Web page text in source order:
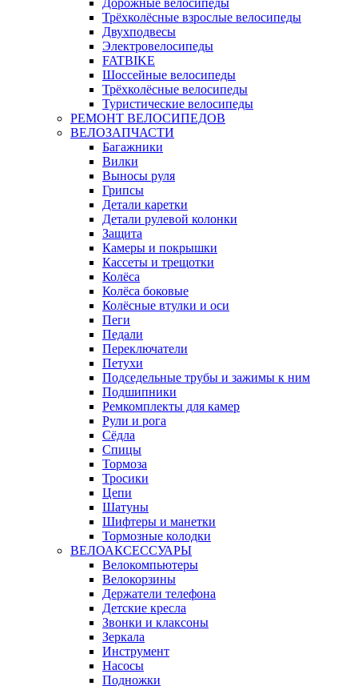
Трёхколёсные взрослые велосипеды
Двухподвесы
Электровелосипеды
FATBIKE
Шоссейные велосипеды
Трёхколёсные велосипеды
Туристические велосипеды
РЕМОНТ ВЕЛОСИПЕДОВ
ВЕЛОЗАПЧАСТИ
Багажники
Вилки
Выносы руля
Грипсы
Детали каретки
Детали рулевой колонки
Защита
Камеры и покрышки
Кассеты и трещотки
Колёса
Колёса боковые
Колёсные втулки и оси
Пеги
Педали
Переключатели
Петухи
Подседельные трубы и зажимы к ним
Подшипники
Ремкомплекты для камер
Рули и рога
Сёдла
Спицы
Тормоза
Тросики
Цепи
Шатуны
Шифтеры и манетки
Тормозные колодки
ВЕЛОАКСЕССУАРЫ
Велокомпьютеры
Велокорзины
Держатели телефона
Детские кресла
Звонки и клаксоны
Зеркала
Инструмент
Насосы
Подножки